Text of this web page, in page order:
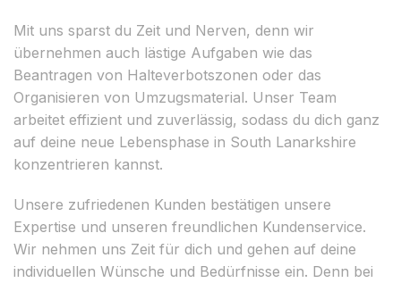
Mit uns sparst du Zeit und Nerven, denn wir
übernehmen auch lästige Aufgaben wie das
Beantragen von Halteverbotszonen oder das
Organisieren von Umzugsmaterial. Unser Team
arbeitet effizient und zuverlässig, sodass du dich ganz
auf deine neue Lebensphase in South Lanarkshire
konzentrieren kannst.
Unsere zufriedenen Kunden bestätigen unsere
Expertise und unseren freundlichen Kundenservice.
Wir nehmen uns Zeit für dich und gehen auf deine
individuellen Wünsche und Bedürfnisse ein. Denn bei